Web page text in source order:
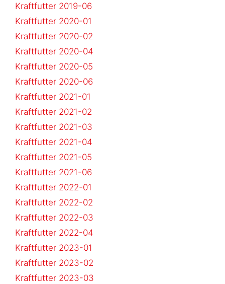
Kraftfutter 2019-06
Kraftfutter 2020-01
Kraftfutter 2020-02
Kraftfutter 2020-04
Kraftfutter 2020-05
Kraftfutter 2020-06
Kraftfutter 2021-01
Kraftfutter 2021-02
Kraftfutter 2021-03
Kraftfutter 2021-04
Kraftfutter 2021-05
Kraftfutter 2021-06
Kraftfutter 2022-01
Kraftfutter 2022-02
Kraftfutter 2022-03
Kraftfutter 2022-04
Kraftfutter 2023-01
Kraftfutter 2023-02
Kraftfutter 2023-03